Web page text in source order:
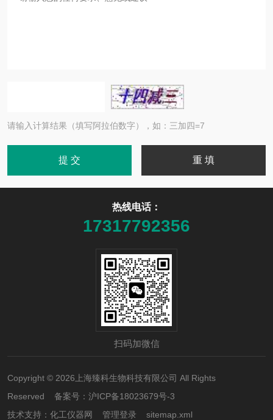
请输入计算结果（填写阿拉伯数字），如：三加四=7
热线电话：
17317792356
扫码加微信
Copyright © 2026上海臻科生物科技有限公司 All Rights
Reserved 备案号： 沪ICP备18023679号-3
技术支持： 化工仪器网 管理登录 sitemap.xml